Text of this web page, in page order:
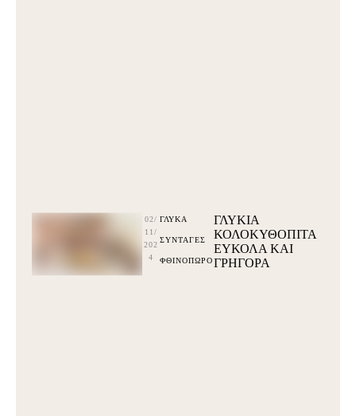
02/
11/
202
4
ΓΛΥΚΆ
ΣΥΝΤΑΓΕΣ
ΦΘΙΝΟΠΩΡΟ
ΓΛΥΚΙΑ
ΚΟΛΟΚΥΘΟΠΙΤΑ
ΕΥΚΟΛΑ ΚΑΙ
ΓΡΗΓΟΡΑ